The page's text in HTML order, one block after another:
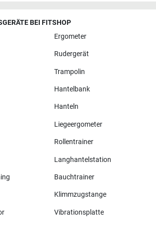
BEI FITSHOP
Ergometer
Rudergerät
Trampolin
Hantelbank
Hanteln
Liegeergometer
Rollentrainer
Langhantelstation
Bauchtrainer
Klimmzugstange
Vibrationsplatte